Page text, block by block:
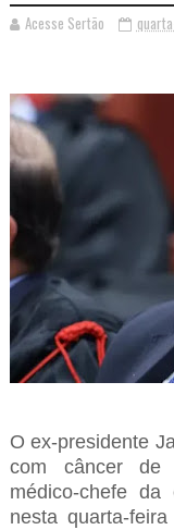
Acesse Sertão
O ex-presidente
com câncer de
médico-chefe da
nesta quarta-